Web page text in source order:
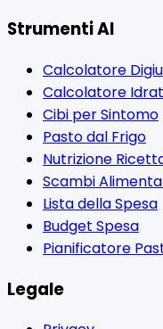
Strumenti AI
Calcolatore
Calcolatore
Cibi per Sintomo
Pasto dal Frigo
Nutrizione
Scambi
Lista della Spesa
Budget Spesa
Pianificatore
Legale